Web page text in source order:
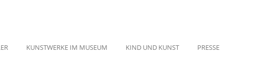
KUNSTWERKE IM MUSEUM KIND UND KUNST PRESSE